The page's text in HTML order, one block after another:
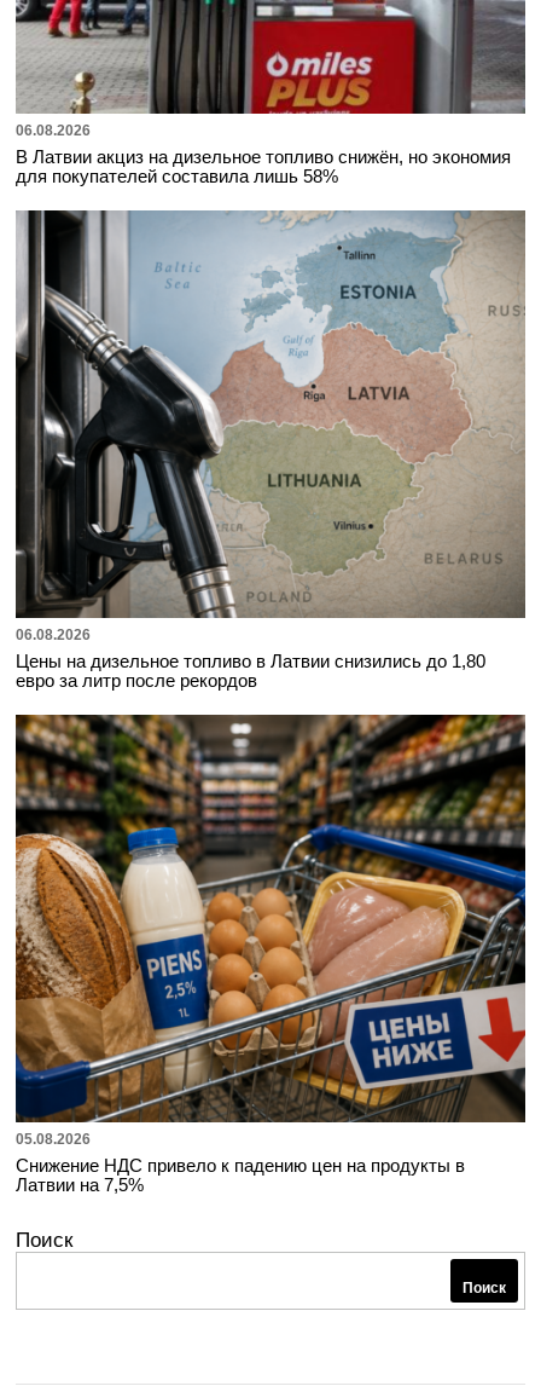
06.08.2026
В Латвии акциз на дизельное топливо снижён, но экономия
для покупателей составила лишь 58%
06.08.2026
Цены на дизельное топливо в Латвии снизились до 1,80
евро за литр после рекордов
05.08.2026
Снижение НДС привело к падению цен на продукты в
Латвии на 7,5%
Поиск
Поиск